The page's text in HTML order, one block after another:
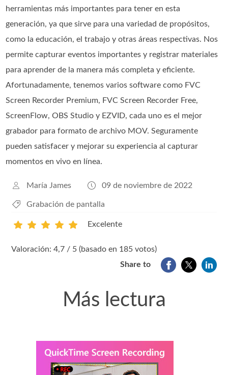
herramientas más importantes para tener en esta
generación, ya que sirve para una variedad de propósitos,
como la educación, el trabajo y otras áreas respectivas. Nos
permite capturar eventos importantes y registrar materiales
para aprender de la manera más completa y eficiente.
Afortunadamente, tenemos varios software como FVC
Screen Recorder Premium, FVC Screen Recorder Free,
ScreenFlow, OBS Studio y EZVID, cada uno es el mejor
grabador para formato de archivo MOV. Seguramente
pueden satisfacer y mejorar su experiencia al capturar
momentos en vivo en línea.
María James 09 de noviembre de 2022
Grabación de pantalla
Excelente
Valoración: 4,7 / 5 (basado en 185 votos)
Share to
Más lectura